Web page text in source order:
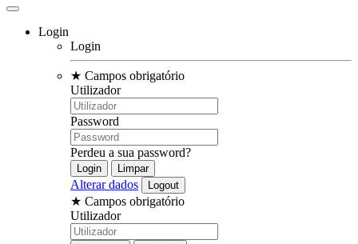
Login
Login
★ Campos obrigatório
Utilizador
Password
Perdeu a sua password?
Alterar dados
★ Campos obrigatório
Utilizador